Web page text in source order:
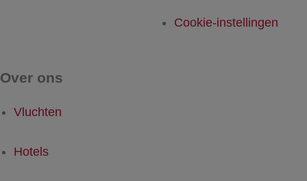
Cookie-instellingen
Over ons
Vluchten
Hotels